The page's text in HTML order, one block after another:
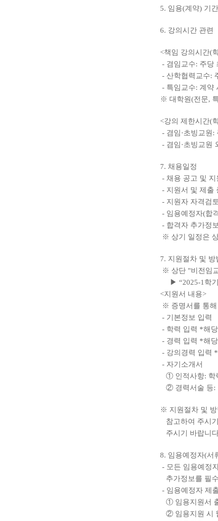
5. 임용(계약) 기
6. 강의시간 관련
<책임 강의시간(
- 겸임교수: 주당
- 산학협력교수:
- 특임교수: 계약
※ 대학원(전문,
<강의 제한시간(
- 겸임·초빙교원
- 겸임·초빙교원
7. 채용일정
- 채용 공고 및 지
- 지원서 및 제출
- 지원자 자격검
- 임용예정자(합
- 합격자 추가정
※ 상기 일정은
7. 지원절차 및
※ 상단 "비전임
▶ “2025-1학기
<지원서 내용>
※ 증명서를 통해
- 기본정보 입력
- 학력 입력 *해
- 경력 입력 *해
- 강의경력 입력
- 자기소개서
① 인적사항: 학
② 경력서술 등:
※ 지원절차 및 방
참고하여 주시
주시기 바랍니
8. 임용예정자(서
- 모든 임용예정
추가정보를 필
- 임용예정자 제
① 임용지원서
② 임용지원 시